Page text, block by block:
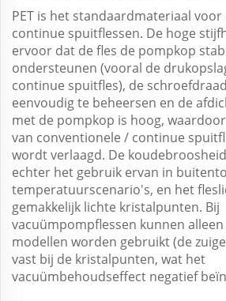
PET is het standaardmateriaal
continue spuitflessen. De hoge
ervoor dat de fles de pompkop
ondersteunen (vooral de
continue spuitfles), de
eenvoudig te beheersen en de
met de pompkop is hoog,
van conventionele / continue
wordt verlaagd. De
echter het gebruik ervan in
temperatuurscenario's, en het
gemakkelijk lichte kristalpunten. Bij
vacuümpompflessen kunnen
modellen worden gebruikt (de
vast bij de kristalpunten, wat het
vacuümbehoudseffect negatief